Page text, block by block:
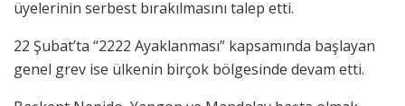
üyelerinin serbest bırakılmasını talep etti.
22 Şubat’ta “2222 Ayaklanması” kapsamında başlayan
genel grev ise ülkenin birçok bölgesinde devam etti.